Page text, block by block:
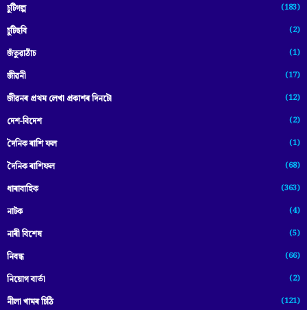
চুটিগল্প (183)
চুটিছবি (2)
জঁতুৱাঠাঁচ (1)
জীৱনী (17)
জীৱনৰ প্ৰথম লেখা প্ৰকাশৰ দিনটো (12)
দেশ-বিদেশ (2)
দৈনিক ৰাশি ফল (1)
দৈনিক ৰাশিফল (68)
ধাৰাবাহিক (363)
নাটক (4)
নাৰী বিশেষ (5)
নিবন্ধ (66)
নিয়োগ বাৰ্তা (2)
নীলা খামৰ চিঠি (121)